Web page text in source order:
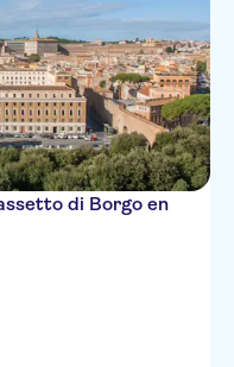
di Borgo en